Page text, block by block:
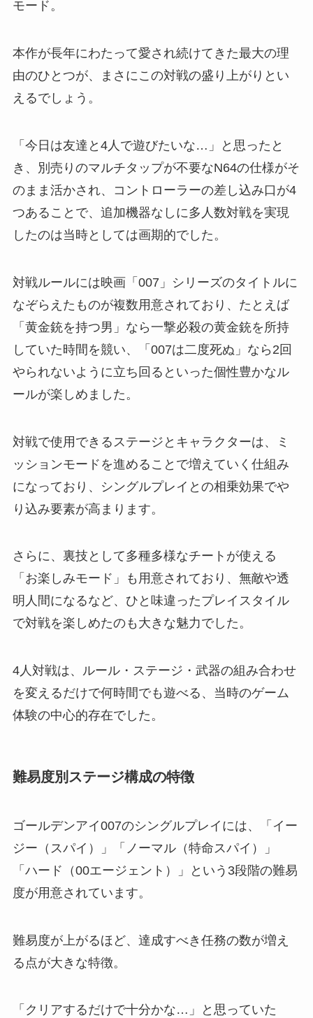
モード。
本作が長年にわたって愛され続けてきた最大の理
由のひとつが、まさにこの対戦の盛り上がりとい
えるでしょう。
「今日は友達と4人で遊びたいな…」と思ったと
き、別売りのマルチタップが不要なN64の仕様がそ
のまま活かされ、コントローラーの差し込み口が4
つあることで、追加機器なしに多人数対戦を実現
したのは当時としては画期的でした。
対戦ルールには映画「007」シリーズのタイトルに
なぞらえたものが複数用意されており、たとえば
「黄金銃を持つ男」なら一撃必殺の黄金銃を所持
していた時間を競い、「007は二度死ぬ」なら2回
やられないように立ち回るといった個性豊かなル
ールが楽しめました。
対戦で使用できるステージとキャラクターは、ミ
ッションモードを進めることで増えていく仕組み
になっており、シングルプレイとの相乗効果でや
り込み要素が高まります。
さらに、裏技として多種多様なチートが使える
「お楽しみモード」も用意されており、無敵や透
明人間になるなど、ひと味違ったプレイスタイル
で対戦を楽しめたのも大きな魅力でした。
4人対戦は、ルール・ステージ・武器の組み合わせ
を変えるだけで何時間でも遊べる、当時のゲーム
体験の中心的存在でした。
難易度別ステージ構成の特徴
ゴールデンアイ007のシングルプレイには、「イー
ジー（スパイ）」「ノーマル（特命スパイ）」
「ハード（00エージェント）」という3段階の難易
度が用意されています。
難易度が上がるほど、達成すべき任務の数が増え
る点が大きな特徴。
「クリアするだけで十分かな…」と思っていた